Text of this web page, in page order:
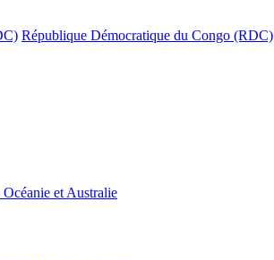
République Démocratique du Congo (RDC)
et Australie